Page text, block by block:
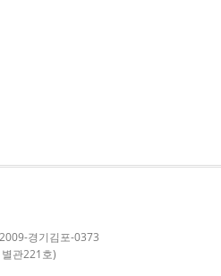
경기김포-0373
관221호)